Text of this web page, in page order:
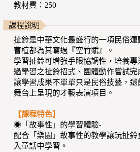
教材費：250
課程說明
扯鈴是中華文化最盛行的一項民俗
曹植都為其寫過『空竹賦』。
學習扯鈴可增強手眼協調性，培養
過學習之扯鈴招式、團體動作嘗試完
讓學習成果不單單只是民俗技藝，
舞台上呈現的才藝表演項目。
【課程特色】
◉「故事性」的學習體驗-
配合「樂園」故事性的教學讓玩扯
入童話中學習。